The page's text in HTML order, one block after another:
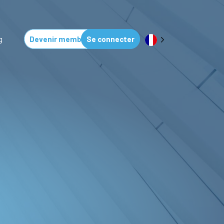
Devenir membreSe connecter